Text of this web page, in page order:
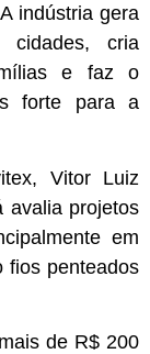
indústria gera
cidades, cria
e faz o
forte para a
Vitor Luiz
avalia projetos
em
fios penteados
de R$ 200